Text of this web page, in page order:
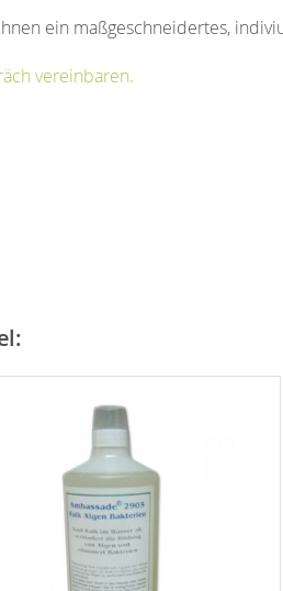
ein maßgeschneidertes,
vereinbaren.